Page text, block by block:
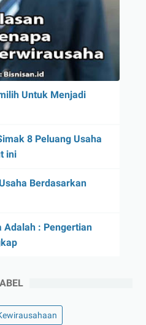
Untuk Menjadi
8 Peluang Usaha
ini
Berdasarkan
Adalah : Pengertian